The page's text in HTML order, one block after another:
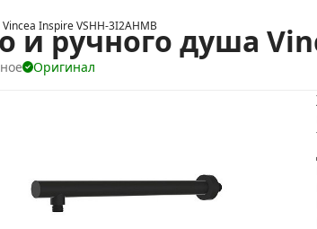
Inspire VSHH-3I2AHMB
и ручного душа
Оригинал